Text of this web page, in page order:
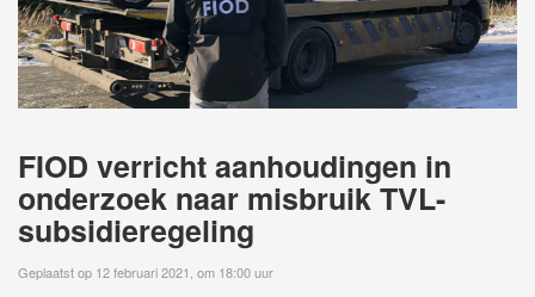
FIOD verricht aanhoudingen in
onderzoek naar misbruik TVL-
subsidieregeling
Geplaatst op 12 februari 2021, om 18:00 uur